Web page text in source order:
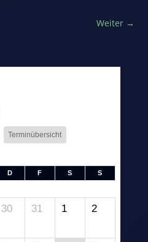
Weiter→
Terminübersicht
D F S S
30 31 1 2